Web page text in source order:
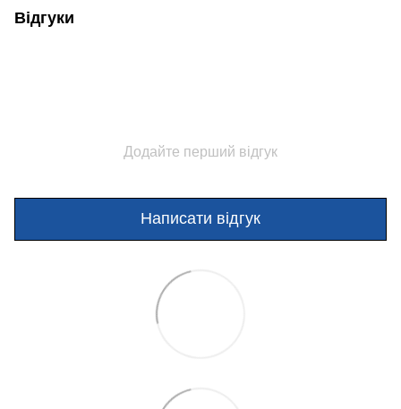
Відгуки
Додайте перший відгук
Написати відгук